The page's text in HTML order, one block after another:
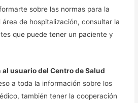
sobre las normas para la
de hospitalización, consultar la
que puede tener un paciente y
usuario del Centro de Salud
a toda la información sobre los
también tener la cooperación